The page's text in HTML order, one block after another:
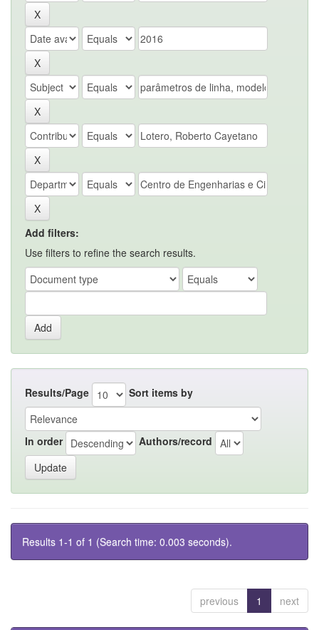
Add filters:
Use filters to refine the search results.
Results/Page Sort items by
In order Authors/record
Results 1-1 of 1 (Search time: 0.003 seconds).
previous 1 next